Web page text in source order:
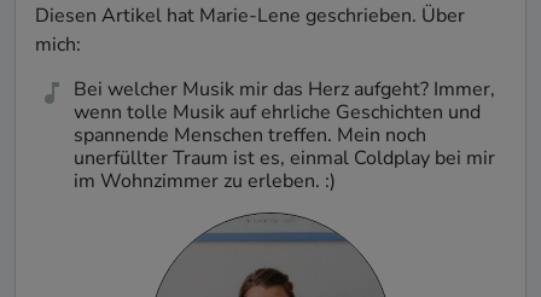
Diesen Artikel hat Marie-Lene geschrieben. Über
mich:
Bei welcher Musik mir das Herz aufgeht? Immer,
wenn tolle Musik auf ehrliche Geschichten und
spannende Menschen treffen. Mein noch
unerfüllter Traum ist es, einmal Coldplay bei mir
im Wohnzimmer zu erleben. :)